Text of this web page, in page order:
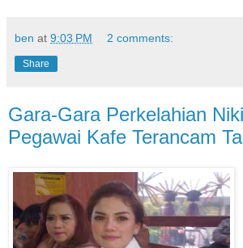
ben at 9:03 PM 2 comments:
Share
Gara-Gara Perkelahian
Pegawai Kafe Terancam